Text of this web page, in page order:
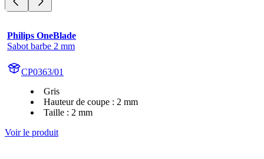
Philips OneBlade
Sabot barbe 2 mm
CP0363/01
Gris
Hauteur de coupe : 2 mm
Taille : 2 mm
Voir le produit